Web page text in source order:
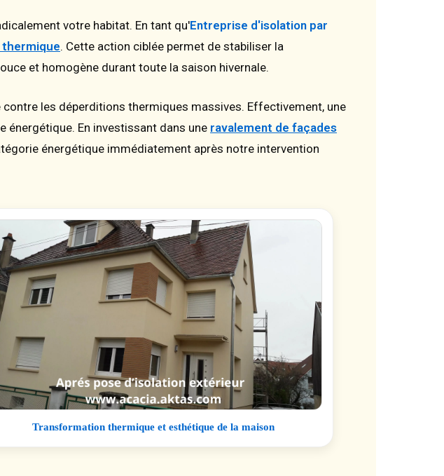
votre habitat. En tant qu'Entreprise d'isolation par
thermique. Cette action ciblée permet de stabiliser la
et homogène durant toute la saison hivernale.
les déperditions thermiques massives. Effectivement, une
énergétique. En investissant dans une ravalement de façades
énergétique immédiatement après notre intervention
Transformation thermique et esthétique de la maison